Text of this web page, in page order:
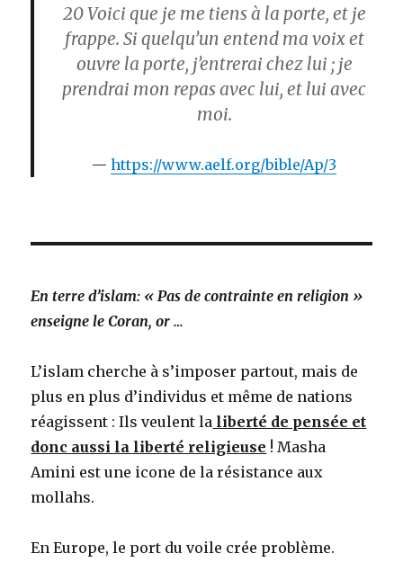
20Voici que je me tiens à la porte, et je
frappe. Si quelqu’un entend ma voix et
ouvre la porte, j’entrerai chez lui ; je
prendrai mon repas avec lui, et lui avec
moi.
https://www.aelf.org/bible/Ap/3
En terre d’islam: « Pas de contrainte en religion »
enseigne le Coran, or …
L’islam cherche à s’imposer partout, mais de
plus en plus d’individus et même de nations
réagissent : Ils veulent la liberté de pensée et
donc aussi la liberté religieuse ! Masha
Amini est une icone de la résistance aux
mollahs.
En Europe, le port du voile crée problème.